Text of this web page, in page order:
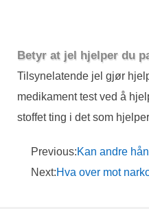
Betyr at jel hjelper du
Tilsynelatende jel gjør
medikament test ved å
stoffet ting i det som
Previous:Kan andre
Next:Hva over mot